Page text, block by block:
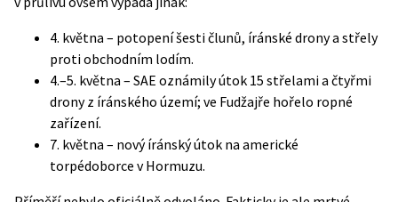
4. května – potopení šesti člunů, íránské drony a střely
proti obchodním lodím.
4.–5. května – SAE oznámily útok 15 střelami a čtyřmi
drony z íránského území; ve Fudžajře hořelo ropné
zařízení.
7. května – nový íránský útok na americké
torpédoborce v Hormuzu.